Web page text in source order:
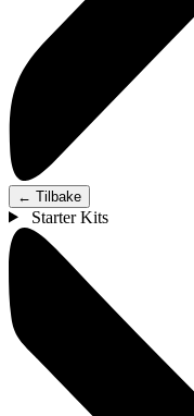
← Tilbake
Starter Kits